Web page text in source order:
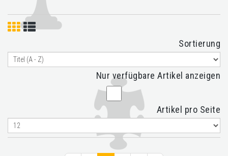
Sortierung
Nur verfügbare Artikel anzeigen
Artikel pro Seite